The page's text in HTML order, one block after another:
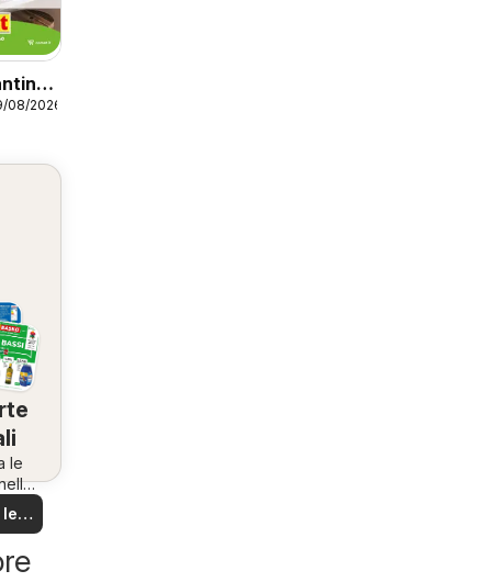
08/2026
le
le